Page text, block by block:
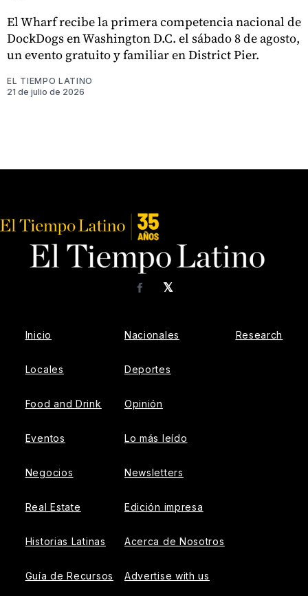
El Wharf recibe la primera competencia nacional de
DockDogs en Washington D.C. el sábado 8 de agosto,
un evento gratuito y familiar en District Pier.
EL TIEMPO LATINO
21 de julio de 2026
𝕏
Facebook
Inicio
Locales
Food and Drink
Eventos
Negocios
Real Estate
Historias Latinas
Guía de Recursos
Nacionales
Deportes
Opinión
Lo más leído
Newsletters
Edición impresa
Acerca de Nosotros
Advertise with us
Research